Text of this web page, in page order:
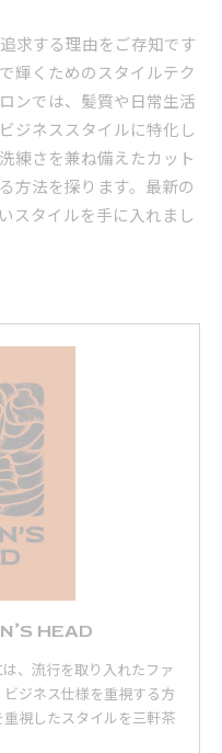
求する理由をご存知です
輝くためのスタイルテク
ンでは、髪質や日常生活
ジネススタイルに特化し
練さを兼ね備えたカット
方法を探ります。最新の
スタイルを手に入れまし
HEAD
、流行を取り入れたファ
ジネス仕様を重視する方
視したスタイルを三軒茶